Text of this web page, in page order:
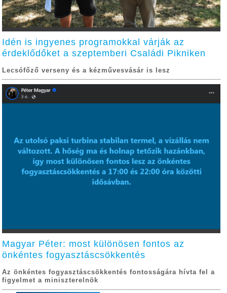
Idén is ingyenes programokkal várják az
érdeklődőket a szeptemberi Családi Pikniken
Lecsófőző verseny és a kézművesvásár is lesz
Magyar Péter: most különösen fontos az
önkéntes fogyasztáscsökkentés
Az önkéntes fogyasztáscsökkentés fontosságára hívta fel a
figyelmet a miniszterelnök